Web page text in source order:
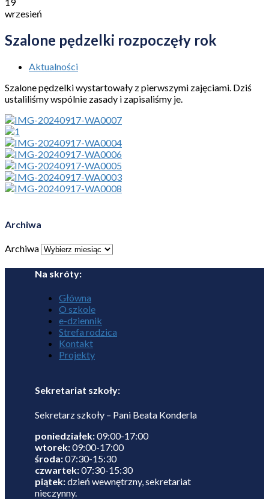
19
wrzesień
Szalone pędzelki rozpoczęły rok
Aktualności
Szalone pędzelki wystartowały z pierwszymi zajęciami. Dziś
ustaliliśmy wspólnie zasady i zapisaliśmy je.
Archiwa
Archiwa
Na skróty:
Główna
O szkole
e-dziennik
Strefa rodzica
Kontakt
Projekty
Sekretariat szkoły:
Sekretarz szkoły – Pani Beata Konderla
poniedziałek:09:00-17:00
wtorek:09:00-17:00
środa:07:30-15:30
czwartek:07:30-15:30
piątek:dzień wewnętrzny, sekretariat
nieczynny.